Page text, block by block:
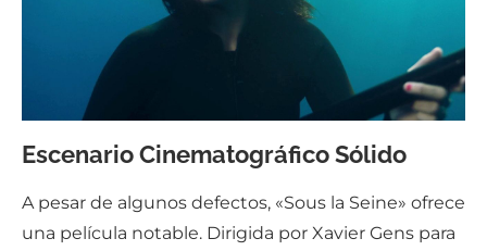
Escenario Cinematográfico Sólido
A pesar de algunos defectos, «Sous la Seine» ofrece
una película notable. Dirigida por Xavier Gens para